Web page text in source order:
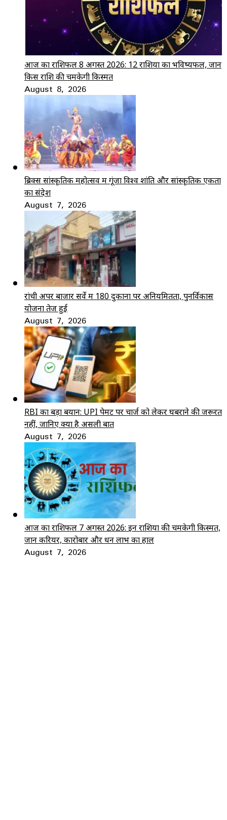
आज का राशिफल 8 अगस्त 2026: 12 राशियों का भविष्यफल, जानें
किस राशि की चमकेगी किस्मत
August 8, 2026
ब्रिक्स सांस्कृतिक महोत्सव में गूंजा विश्व शांति और सांस्कृतिक एकता
का संदेश
August 7, 2026
रांची अपर बाजार सर्वे में 180 दुकानों पर अनियमितता, पुनर्विकास
योजना तेज हुई
August 7, 2026
RBI का बड़ा बयान: UPI पेमेंट पर चार्ज को लेकर घबराने की जरूरत
नहीं, जानिए क्या है असली बात
August 7, 2026
आज का राशिफल 7 अगस्त 2026: इन राशियों की चमकेगी किस्मत,
जानें करियर, कारोबार और धन लाभ का हाल
August 7, 2026